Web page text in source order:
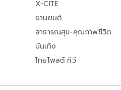
X-CITE
ยานยนต์
สาธารณสุข-คุณภาพชีวิต
บันเทิง
ไทยโพสต์ ทีวี